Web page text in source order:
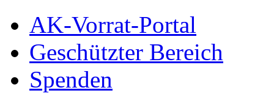
AK-Vorrat-Portal
Geschützter Bereich
Spenden